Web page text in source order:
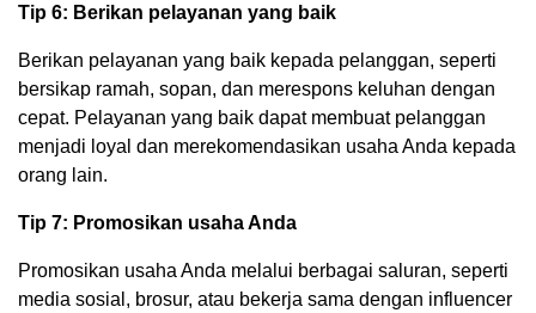
Tip 6: Berikan pelayanan yang baik
Berikan pelayanan yang baik kepada pelanggan, seperti
bersikap ramah, sopan, dan merespons keluhan dengan
cepat. Pelayanan yang baik dapat membuat pelanggan
menjadi loyal dan merekomendasikan usaha Anda kepada
orang lain.
Tip 7: Promosikan usaha Anda
Promosikan usaha Anda melalui berbagai saluran, seperti
media sosial, brosur, atau bekerja sama dengan influencer